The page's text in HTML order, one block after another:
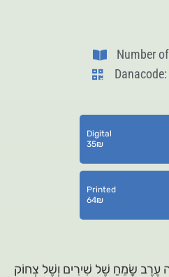
Number
Digital
35₪
Printed
64₪